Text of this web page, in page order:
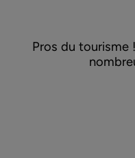
Pros du tourisme